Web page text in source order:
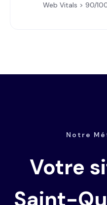
Web Vitals > 90/
Notre
Votre
Saint-